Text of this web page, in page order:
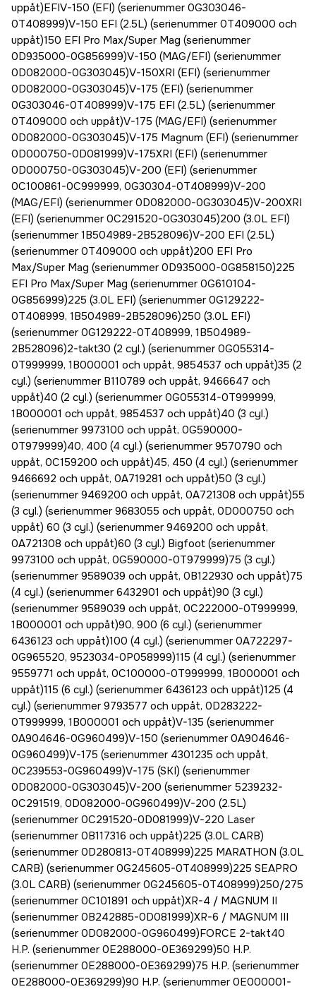
uppåt)EFIV-150 (EFI) (serienummer 0G303046-
0T408999)V-150 EFI (2.5L) (serienummer 0T409000 och
uppåt)150 EFI Pro Max/Super Mag (serienummer
0D935000-0G856999)V-150 (MAG/EFI) (serienummer
0D082000-0G303045)V-150XRI (EFI) (serienummer
0D082000-0G303045)V-175 (EFI) (serienummer
0G303046-0T408999)V-175 EFI (2.5L) (serienummer
0T409000 och uppåt)V-175 (MAG/EFI) (serienummer
0D082000-0G303045)V-175 Magnum (EFI) (serienummer
0D000750-0D081999)V-175XRI (EFI) (serienummer
0D000750-0G303045)V-200 (EFI) (serienummer
0C100861-0C999999, 0G30304-0T408999)V-200
(MAG/EFI) (serienummer 0D082000-0G303045)V-200XRI
(EFI) (serienummer 0C291520-0G303045)200 (3.0L EFI)
(serienummer 1B504989-2B528096)V-200 EFI (2.5L)
(serienummer 0T409000 och uppåt)200 EFI Pro
Max/Super Mag (serienummer 0D935000-0G858150)225
EFI Pro Max/Super Mag (serienummer 0G610104-
0G856999)225 (3.0L EFI) (serienummer 0G129222-
0T408999, 1B504989-2B528096)250 (3.0L EFI)
(serienummer 0G129222-0T408999, 1B504989-
2B528096)2-takt30 (2 cyl.) (serienummer 0G055314-
0T999999, 1B000001 och uppåt, 9854537 och uppåt)35 (2
cyl.) (serienummer B110789 och uppåt, 9466647 och
uppåt)40 (2 cyl.) (serienummer 0G055314-0T999999,
1B000001 och uppåt, 9854537 och uppåt)40 (3 cyl.)
(serienummer 9973100 och uppåt, 0G590000-
0T979999)40, 400 (4 cyl.) (serienummer 9570790 och
uppåt, 0C159200 och uppåt)45, 450 (4 cyl.) (serienummer
9466692 och uppåt, 0A719281 och uppåt)50 (3 cyl.)
(serienummer 9469200 och uppåt, 0A721308 och uppåt)55
(3 cyl.) (serienummer 9683055 och uppåt, 0D000750 och
uppåt) 60 (3 cyl.) (serienummer 9469200 och uppåt,
0A721308 och uppåt)60 (3 cyl.) Bigfoot (serienummer
9973100 och uppåt, 0G590000-0T979999)75 (3 cyl.)
(serienummer 9589039 och uppåt, 0B122930 och uppåt)75
(4 cyl.) (serienummer 6432901 och uppåt)90 (3 cyl.)
(serienummer 9589039 och uppåt, 0C222000-0T999999,
1B000001 och uppåt)90, 900 (6 cyl.) (serienummer
6436123 och uppåt)100 (4 cyl.) (serienummer 0A722297-
0G965520, 9523034-0P058999)115 (4 cyl.) (serienummer
9559771 och uppåt, 0C100000-0T999999, 1B000001 och
uppåt)115 (6 cyl.) (serienummer 6436123 och uppåt)125 (4
cyl.) (serienummer 9793577 och uppåt, 0D283222-
0T999999, 1B000001 och uppåt)V-135 (serienummer
0A904646-0G960499)V-150 (serienummer 0A904646-
0G960499)V-175 (serienummer 4301235 och uppåt,
0C239553-0G960499)V-175 (SKI) (serienummer
0D082000-0G303045)V-200 (serienummer 5239232-
0C291519, 0D082000-0G960499)V-200 (2.5L)
(serienummer 0C291520-0D081999)V-220 Laser
(serienummer 0B117316 och uppåt)225 (3.0L CARB)
(serienummer 0D280813-0T408999)225 MARATHON (3.0L
CARB) (serienummer 0G245605-0T408999)225 SEAPRO
(3.0L CARB) (serienummer 0G245605-0T408999)250/275
(serienummer 0C101891 och uppåt)XR-4 / MAGNUM II
(serienummer 0B242885-0D081999)XR-6 / MAGNUM III
(serienummer 0D082000-0G960499)FORCE 2-takt40
H.P. (serienummer 0E288000-0E369299)50 H.P.
(serienummer 0E288000-0E369299)75 H.P. (serienummer
0E288000-0E369299)90 H.P. (serienummer 0E000001-